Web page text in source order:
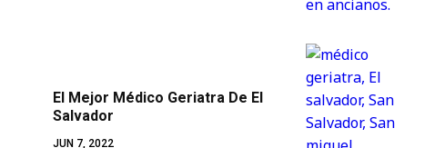
El Mejor Médico Geriatra De El
Salvador
JUN 7, 2022